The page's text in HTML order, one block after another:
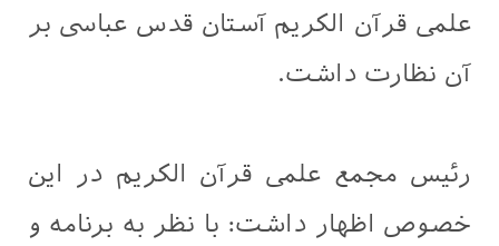
علمی قرآن الکریم آستان قدس عباسی بر
آن نظارت داشت.
رئیس مجمع علمی قرآن الکریم در این
خصوص اظهار داشت: با نظر به برنامه و